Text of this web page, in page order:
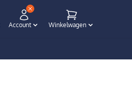
Account Winkelwagen